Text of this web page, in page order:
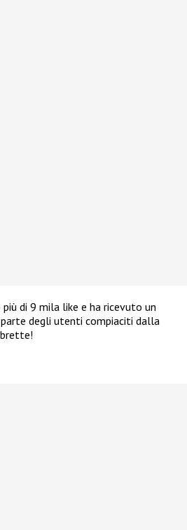
più di 9 mila like e ha ricevuto un
degli utenti compiaciti dalla